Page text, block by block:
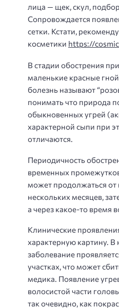
лица — щек, скул,
Сопровождается
сетки. Кстати,
косметики https://
В стадии обострения
маленькие красные
болезнь называют
понимать что природа
обыкновенных угрей
характерной сыпи при
отличаются.
Периодичность
временных
может продолжаться от
нескольких месяцев,
а через какое-то время
Клинические
характерную картину. В
заболевание
участках, что может
медика. Появление
волосистой части
так очевидно, как